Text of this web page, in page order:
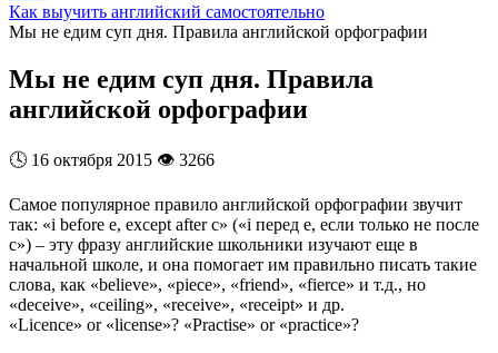
Как выучить английский самостоятельно
Мы не едим суп дня. Правила английской орфографии
Мы не едим суп дня. Правила
английской орфографии
🕓 16 октября 2015 👁️ 3266
Самое популярное правило английской орфографии звучит
так: «i before e, except after c» («i перед е, если только не после
с») – эту фразу английские школьники изучают еще в
начальной школе, и она помогает им правильно писать такие
слова, как «believe», «piece», «friend», «fierce» и т.д., но
«deceive», «ceiling», «receive», «receipt» и др.
«Licence» or «license»? «Practise» or «practice»?